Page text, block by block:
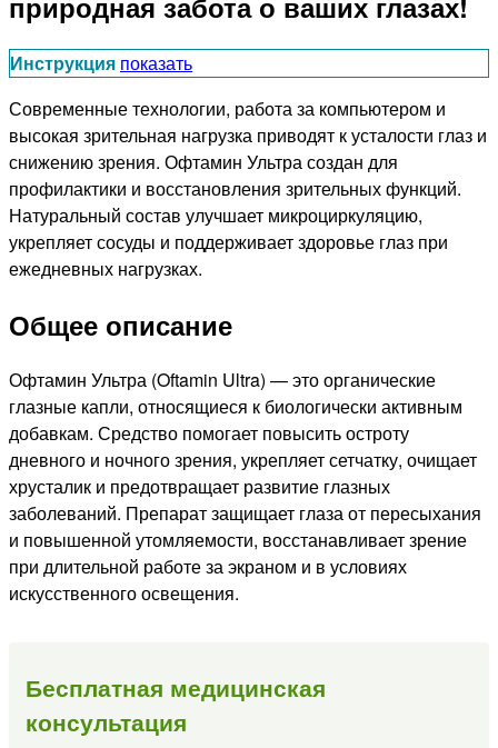
Инструкция показать
Современные технологии, работа за компьютером и
высокая зрительная нагрузка приводят к усталости глаз и
снижению зрения. Офтамин Ультра создан для
профилактики и восстановления зрительных функций.
Натуральный состав улучшает микроциркуляцию,
укрепляет сосуды и поддерживает здоровье глаз при
ежедневных нагрузках.
Общее описание
Офтамин Ультра (Oftamin Ultra) — это органические
глазные капли, относящиеся к биологически активным
добавкам. Средство помогает повысить остроту
дневного и ночного зрения, укрепляет сетчатку, очищает
хрусталик и предотвращает развитие глазных
заболеваний. Препарат защищает глаза от пересыхания
и повышенной утомляемости, восстанавливает зрение
при длительной работе за экраном и в условиях
искусственного освещения.
Бесплатная медицинская
консультация